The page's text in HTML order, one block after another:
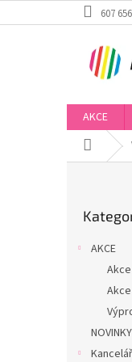
na
607
AKCE
Domů
kategorie
AKCE
NOVINKY